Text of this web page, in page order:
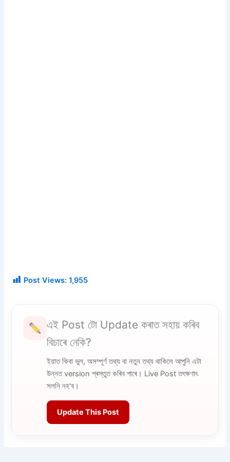
Post Views: 1,955
এই Post টো Update কৰাত সহায় কৰিব
বিচাৰে নেকি?
ইয়াত কিবা ভুল, অসম্পূৰ্ণ তথ্য বা নতুন তথ্য থাকিলে আপুনি এটা
উন্নত version প্ৰস্তুত কৰিব পাৰে। Live Post তৎক্ষণাৎ
সলনি নহ'ব।
Update This Post